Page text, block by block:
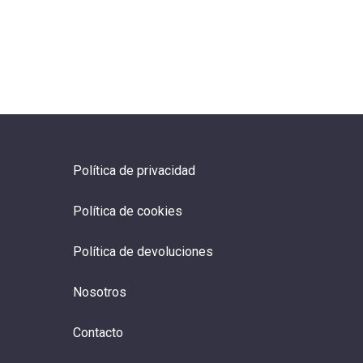
Política de privacidad
Política de cookies
Política de devoluciones
Nosotros
Contacto